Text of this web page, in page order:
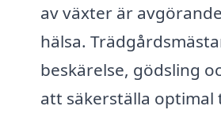
av växter är
hälsa.
beskärelse, gödsling
att säkerställa optimal